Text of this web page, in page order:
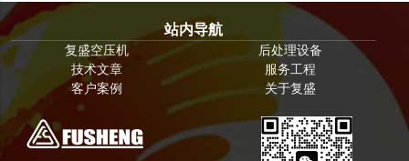
站内导航
复盛空压机
后处理设备
技术文章
服务工程
客户案例
关于复盛